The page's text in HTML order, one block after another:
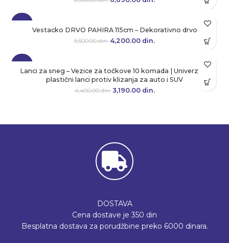
Vestacko DRVO PAHIRA 115cm – Dekorativno drvo
5,500.00din.
Originalna cena je bila:
4,200.00 din.
Trenutna cena je:
Lanci za sneg – Vezice za točkove 10 komada | Univerzalni
plastični lanci protiv klizanja za auto i SUV
4,400.00din.
Originalna cena je bila:
3,190.00 din.
DOSTAVA
Cena dostave je 350 din
Besplatna dostava za porudžbine preko 6000 dinara.